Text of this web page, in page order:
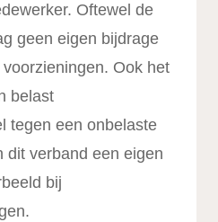
Oftewel de
geen eigen bijdrage
Ook het
belast
tegen een onbelaste
dit verband een eigen
bij